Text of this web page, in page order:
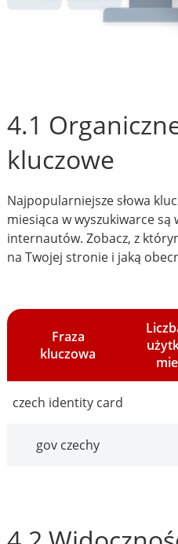
4.1
kluczowe
Najpopularniejsze słowa
miesiąca w wyszukiwarce są
internautów. Zobacz, z
na Twojej stronie i jaką
Fraza
kluczowa
czech identity card
gov czechy